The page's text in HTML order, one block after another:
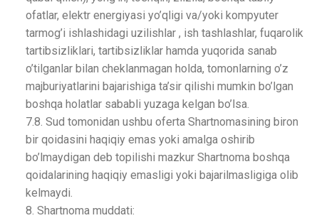
ofatlar, elektr energiyasi yo’qligi va/yoki kompyuter
tarmog’i ishlashidagi uzilishlar , ish tashlashlar, fuqarolik
tartibsizliklari, tartibsizliklar hamda yuqorida sanab
o’tilganlar bilan cheklanmagan holda, tomonlarning o’z
majburiyatlarini bajarishiga ta’sir qilishi mumkin bo’lgan
boshqa holatlar sababli yuzaga kelgan bo’lsa.
7.8. Sud tomonidan ushbu oferta Shartnomasining biron
bir qoidasini haqiqiy emas yoki amalga oshirib
bo’lmaydigan deb topilishi mazkur Shartnoma boshqa
qoidalarining haqiqiy emasligi yoki bajarilmasligiga olib
kelmaydi.
8. Shartnoma muddati: